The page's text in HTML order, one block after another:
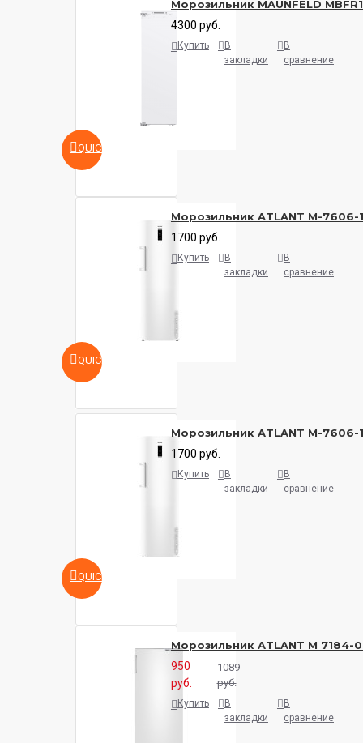
QUICKVIEW
Морозильник MAUNFELD
4300 руб.
Купить
В
закладки
В
сравнение
QUICKVIEW
Морозильник ATLANT M-7606-
1700 руб.
Купить
В
закладки
В
сравнение
QUICKVIEW
Морозильник ATLANT M-7606-
1700 руб.
Купить
В
закладки
В
сравнение
Морозильник ATLANT М 7184-
950
руб.
1089
руб.
Купить
В
закладки
В
сравнение